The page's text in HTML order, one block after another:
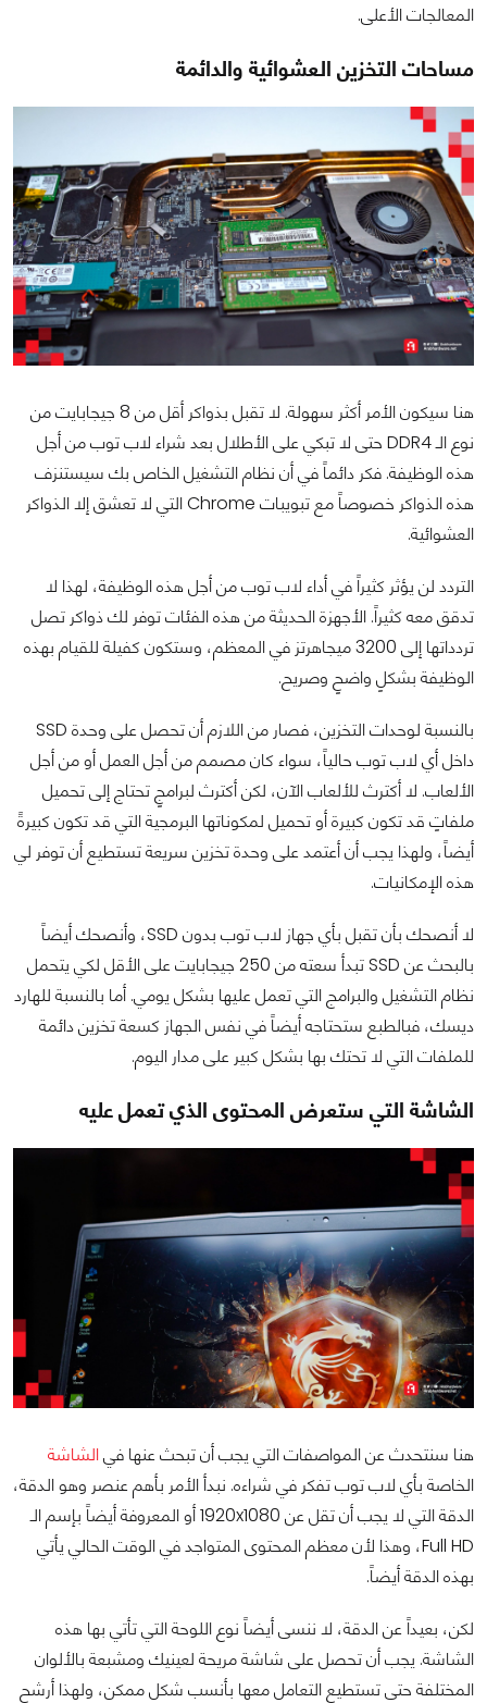
المعالجات الأعلى.
مساحات التخزين العشوائية والدائمة
هنا سيكون الأمر أكثر سهولة. لا تقبل بذواكر أقل من 8 جيجابايت من
نوع الـ DDR4 حتى لا تبكي على الأطلال بعد شراء لاب توب من أجل
هذه الوظيفة. فكر دائماً في أن نظام التشغيل الخاص بك سيستنزف
هذه الذواكر خصوصاً مع تبويبات Chrome التي لا تعشق إلا الذواكر
العشوائية.
التردد لن يؤثر كثيراً في أداء لاب توب من أجل هذه الوظيفة، لهذا لا
تدقق معه كثيراً. الأجهزة الحديثة من هذه الفئات توفر لك ذواكر تصل
تردداتها إلى 3200 ميجاهرتز في المعظم، وستكون كفيلة للقيام بهذه
الوظيفة بشكلٍ واضحٍ وصريح.
بالنسبة لوحدات التخزين، فصار من اللازم أن تحصل على وحدة SSD
داخل أي لاب توب حالياً، سواء كان مصمم من أجل العمل أو من أجل
الألعاب. لا أكترث للألعاب الآن، لكن أكترث لبرامجٍ تحتاج إلى تحميل
ملفاتٍ قد تكون كبيرة أو تحميل لمكوناتها البرمجية التي قد تكون كبيرةً
أيضاً، ولهذا يجب أن أعتمد على وحدة تخزين سريعة تستطيع أن توفر لي
هذه الإمكانيات.
لا أنصحك بأن تقبل بأي جهاز لاب توب بدون SSD، وأنصحك أيضاً
بالبحث عن SSD تبدأ سعته من 250 جيجابايت على الأقل لكي يتحمل
نظام التشغيل والبرامج التي تعمل عليها بشكل يومي. أما بالنسبة للهارد
ديسك، فبالطبع ستحتاجه أيضاً في نفس الجهاز كسعة تخزين دائمة
للملفات التي لا تحتك بها بشكل كبير على مدار اليوم.
الشاشة التي ستعرض المحتوى الذي تعمل عليه
هنا سنتحدث عن المواصفات التي يجب أن تبحث عنها فيالشاشة
الخاصة بأي لاب توب تفكر في شراءه. نبدأ الأمر بأهم عنصر وهو الدقة،
الدقة التي لا يجب أن تقل عن 1920x1080 أو المعروفة أيضاً بإسم الـ
Full HD، وهذا لأن معظم المحتوى المتواجد في الوقت الحالي يأتي
بهذه الدقة أيضاً.
لكن، بعيداً عن الدقة، لا ننسى أيضاً نوع اللوحة التي تأتي بها هذه
الشاشة. يجب أن تحصل على شاشة مريحة لعينيك ومشبعة بالألوان
المختلفة حتى تستطيع التعامل معها بأنسب شكل ممكن، ولهذا أرشح